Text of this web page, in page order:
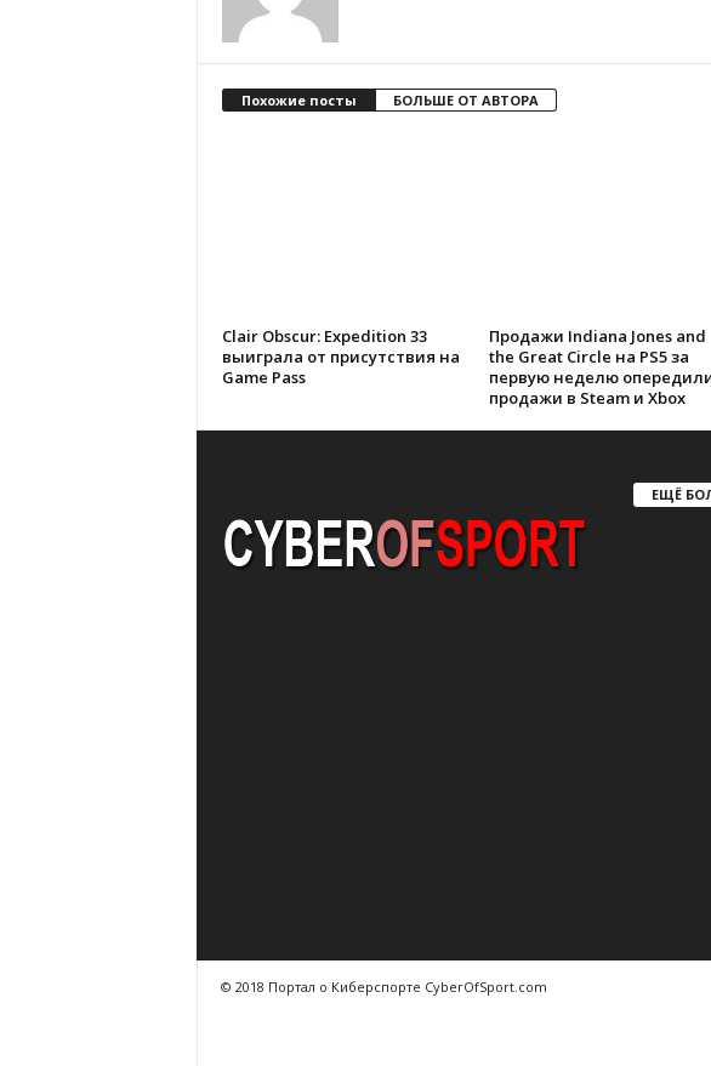
Похожие посты БОЛЬШЕ ОТ АВТОРА
Clair Obscur: Expedition 33
выиграла от присутствия на
Game Pass
Продажи Indiana Jones and
the Great Circle на PS5 за
первую неделю
продажи в Steam и Xbox
ЕЩЁ
© 2018 Портал о Киберспорте CyberOfSport.com